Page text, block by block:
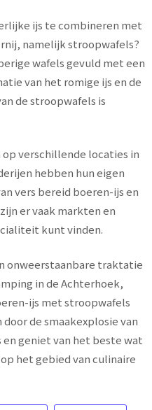
ijs te combineren met
namelijk stroopwafels?
wafels gevuld met een
van het romige ijs en de
de stroopwafels is
verschillende locaties in
hebben hun eigen
vers bereid boeren-ijs en
er vaak markten en
kunt vinden.
onweerstaanbare traktatie
in de Achterhoek,
ijs met stroopwafels
de smaakexplosie van
geniet van het beste wat
het gebied van culinaire